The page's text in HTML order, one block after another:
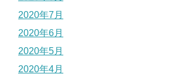
2020年7月
2020年6月
2020年5月
2020年4月